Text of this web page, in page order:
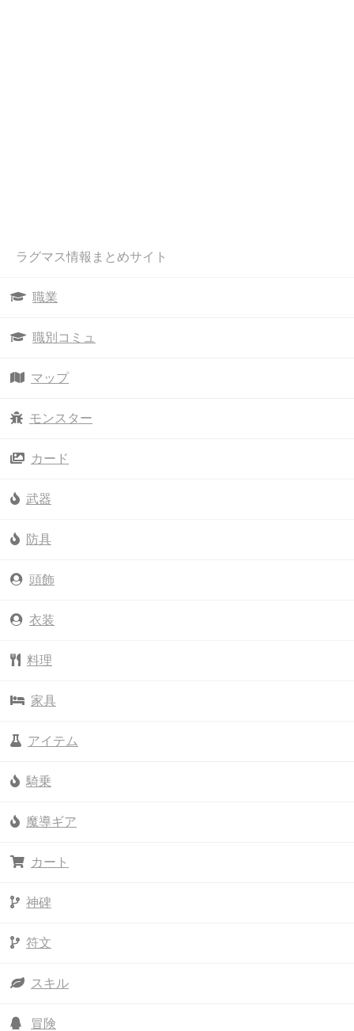
ラグマス情報まとめサイト
職業
職別コミュ
マップ
モンスター
カード
武器
防具
頭飾
衣装
料理
家具
アイテム
騎乗
魔導ギア
カート
神碑
符文
スキル
冒険